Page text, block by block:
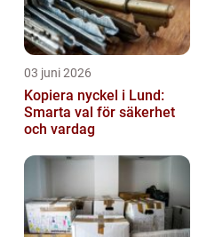
03 juni 2026
Kopiera nyckel i Lund:
Smarta val för säkerhet
och vardag